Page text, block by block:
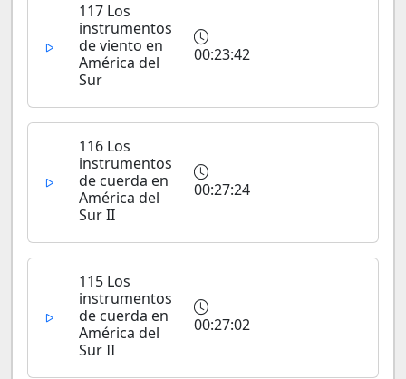
117 Los
instrumentos
de viento en
América del
Sur
00:23:42
116 Los
instrumentos
de cuerda en
América del
Sur II
00:27:24
115 Los
instrumentos
de cuerda en
América del
Sur II
00:27:02